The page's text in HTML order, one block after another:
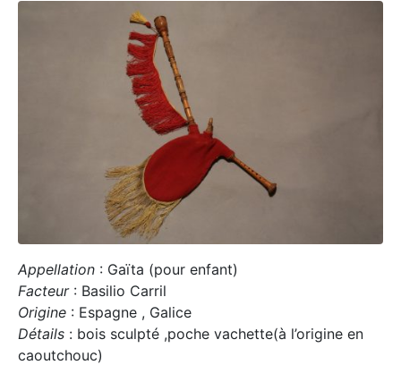
Appellation : Gaïta (pour enfant)
Facteur: Basilio Carril
Origine : Espagne , Galice
Détails : bois sculpté ,poche vachette(à l’origine en
caoutchouc)